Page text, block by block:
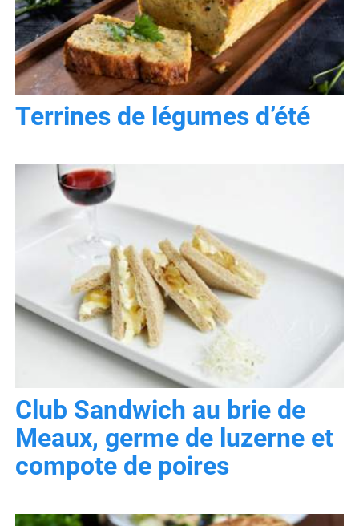
Terrines de légumes d’été
Club Sandwich au brie de
Meaux, germe de luzerne et
compote de poires